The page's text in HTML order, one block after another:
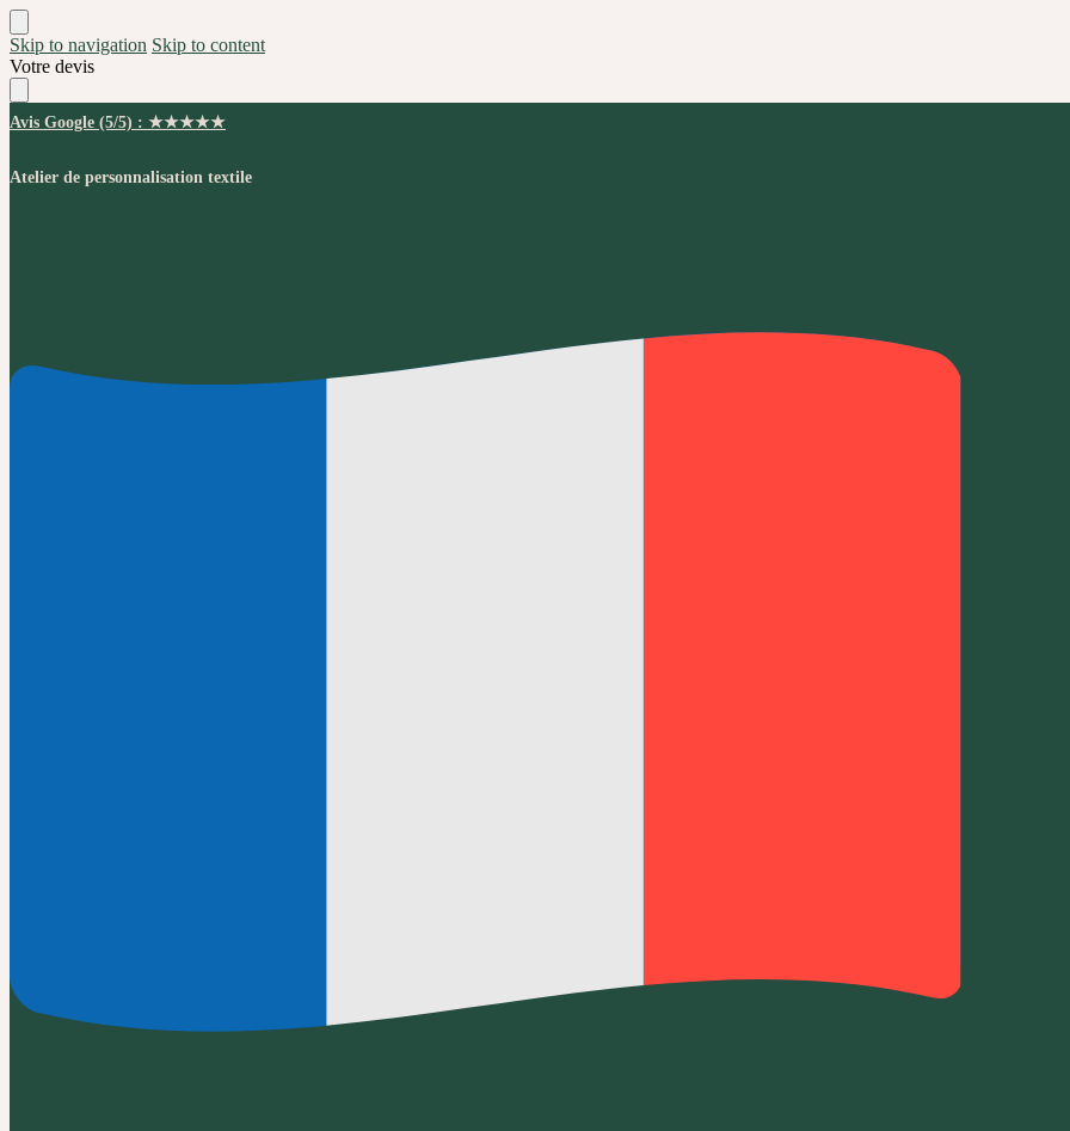
Skip to navigation Skip to content
Votre devis
Avis Google (5/5) : ★★★★★
Atelier de personnalisation textile